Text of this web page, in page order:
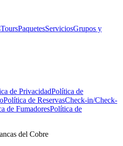
ToursPaquetesServiciosGrupos y
de PrivacidadPolítica de
Política de ReservasCheck-in/Check-
de FumadoresPolítica de
del Cobre